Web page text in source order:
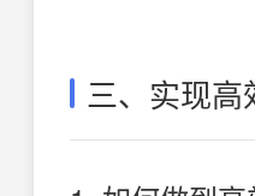
三、实现